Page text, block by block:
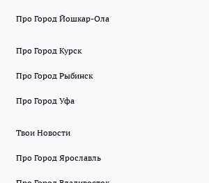
Про Город Йошкар-Ола
Про Город Курск
Про Город Рыбинск
Про Город Уфа
Твои Новости
Про Город Ярославль